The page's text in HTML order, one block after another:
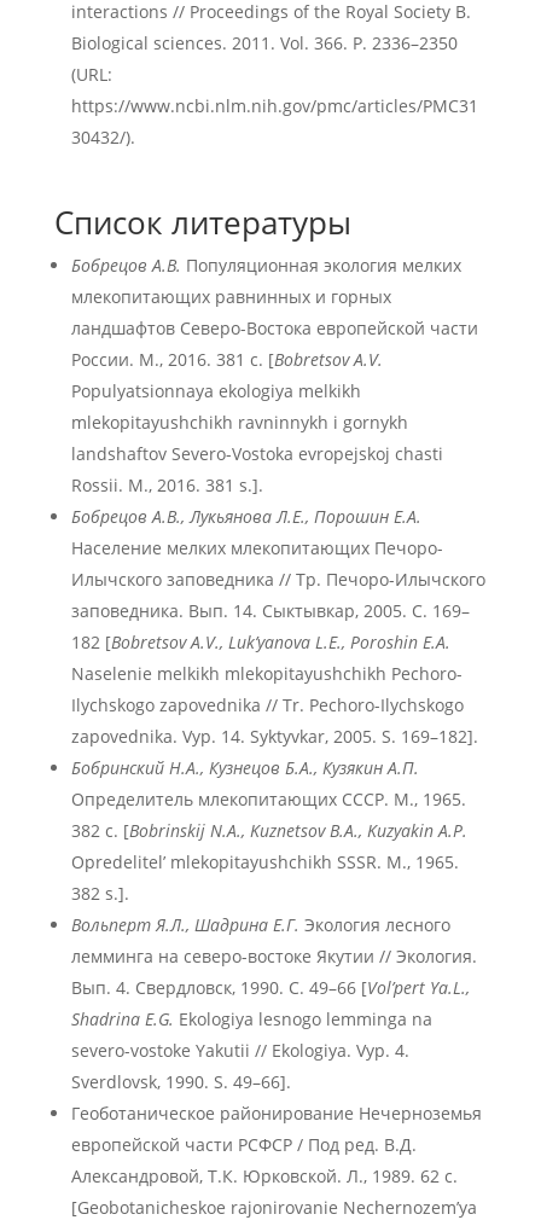
interactions // Proceedings of the Royal Society B.
Biological sciences. 2011. Vol. 366. P. 2336–2350
(URL:
https://www.ncbi.nlm.nih.gov/pmc/articles/PMC31
30432/).
Список литературы
Бобрецов А.В. Популяционная экология мелких
млекопитающих равнинных и горных
ландшафтов Северо-Востока европейской части
России. М., 2016. 381 с. [Bobretsov A.V.
Populyatsionnaya ekologiya melkikh
mlekopitayushchikh ravninnykh i gornykh
landshaftov Severo-Vostoka evropejskoj chasti
Rossii. M., 2016. 381 s.].
Бобрецов А.В., Лукьянова Л.Е., Порошин Е.А.
Население мелких млекопитающих Печоро-
Илычского заповедника // Тр. Печоро-Илычского
заповедника. Вып. 14. Сыктывкар, 2005. С. 169–
182 [Bobretsov A.V., Luk’yanova L.E., Poroshin E.A.
Naselenie melkikh mlekopitayushchikh Pechoro-
Ilychskogo zapovednika // Tr. Pechoro-Ilychskogo
zapovednika. Vyp. 14. Syktyvkar, 2005. S. 169–182].
Бобринский Н.А., Кузнецов Б.А., Кузякин А.П.
Определитель млекопитающих СССР. М., 1965.
382 с. [Bobrinskij N.A., Kuznetsov B.A., Kuzyakin A.P.
Opredelitel’ mlekopitayushchikh SSSR. M., 1965.
382 s.].
Вольперт Я.Л., Шадрина Е.Г. Экология лесного
лемминга на северо-востоке Якутии // Экология.
Вып. 4. Свердловск, 1990. С. 49–66 [Vol’pert Ya.L.,
Shadrina E.G. Ekologiya lesnogo lemminga na
severo-vostoke Yakutii // Ekologiya. Vyp. 4.
Sverdlovsk, 1990. S. 49–66].
Геоботаническое районирование Нечерноземья
европейской части РСФСР / Под ред. В.Д.
Александровой, Т.К. Юрковской. Л., 1989. 62 с.
[Geobotanicheskoe rajonirovanie Nechernozem’ya